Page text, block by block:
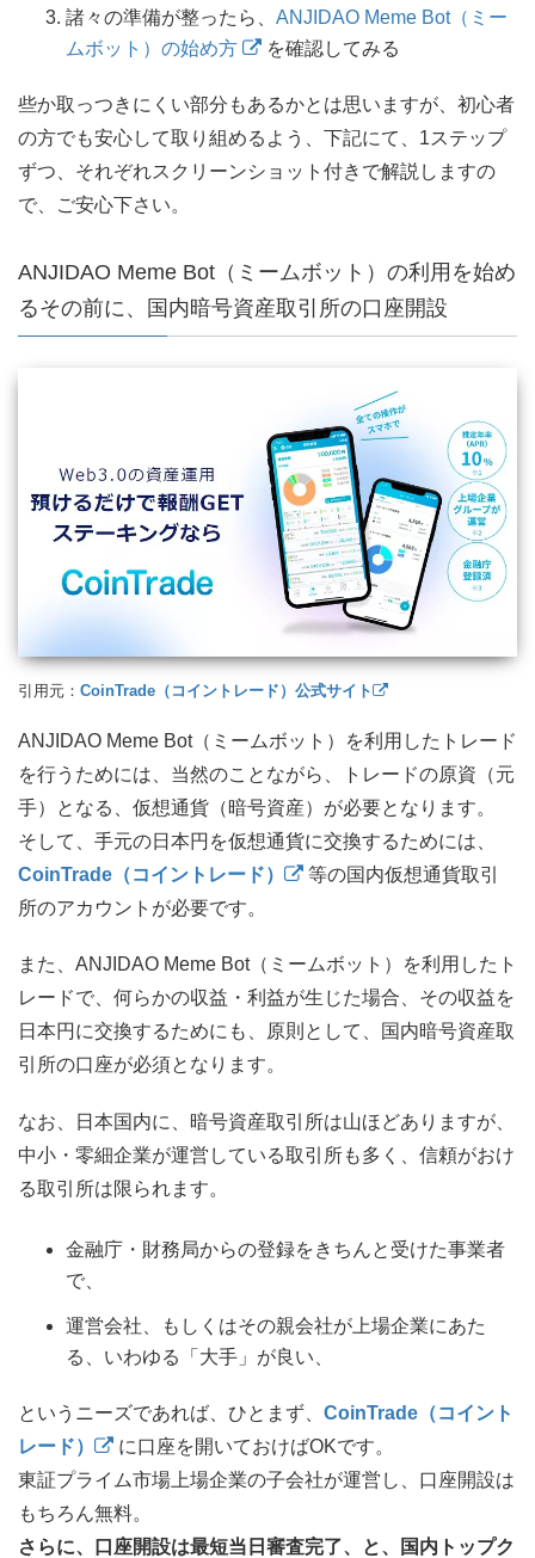
諸々の準備が整ったら、 ANJIDAO Meme Bot（ミー
ムボット）の始め方
を確認してみる
些か取っつきにくい部分もあるかとは思いますが、初心者
の方でも安心して取り組めるよう、下記にて、1ステップ
ずつ、それぞれスクリーンショット付きで解説しますの
で、ご安心下さい。
ANJIDAO Meme Bot（ミームボット）の利用を始め
るその前に、国内暗号資産取引所の口座開設
引用元： CoinTrade（コイントレード）公式サイト
ANJIDAO Meme Bot（ミームボット）を利用したトレード
を行うためには、当然のことながら、トレードの原資（元
手）となる、仮想通貨（暗号資産）が必要となります。
そして、手元の日本円を仮想通貨に交換するためには、
CoinTrade（コイントレード）
等の国内仮想通貨取引
所のアカウントが必要です。
また、ANJIDAO Meme Bot（ミームボット）を利用したト
レードで、何らかの収益・利益が生じた場合、その収益を
日本円に交換するためにも、原則として、国内暗号資産取
引所の口座が必須となります。
なお、日本国内に、暗号資産取引所は山ほどありますが、
中小・零細企業が運営している取引所も多く、信頼がおけ
る取引所は限られます。
金融庁・財務局からの登録をきちんと受けた事業者
で、
運営会社、もしくはその親会社が上場企業にあた
る、いわゆる「大手」が良い、
というニーズであれば、ひとまず、 CoinTrade（コイント
レード）
に口座を開いておけばOKです。
東証プライム市場上場企業の子会社が運営し、口座開設は
もちろん無料。
さらに、口座開設は最短当日審査完了、と、国内トップク